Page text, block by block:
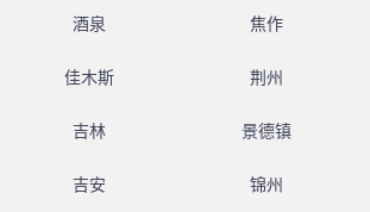
酒泉 焦作
佳木斯 荆州
吉林 景德镇
吉安 锦州